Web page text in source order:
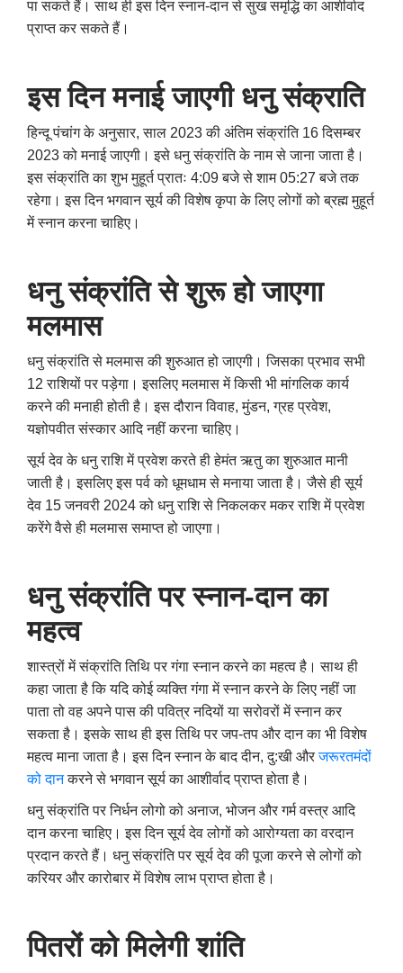
पा सकते हैं। साथ ही इस दिन स्नान-दान से सुख समृद्धि का आशीर्वाद
प्राप्त कर सकते हैं।
इस दिन मनाई जाएगी धनु संक्राति
हिन्दू पंचांग के अनुसार,साल 2023 की अंतिम संक्रांति 16 दिसम्बर
2023 को मनाई जाएगी। इसे धनु संक्रांति के नाम से जाना जाता है।
इस संक्रांति का शुभ मुहूर्त प्रातः 4:09 बजे से शाम 05:27 बजे तक
रहेगा। इस दिन भगवान सूर्य की विशेष कृपा के लिए लोगों को ब्रह्म मुहूर्त
में स्नान करना चाहिए।
धनु संक्रांति से शुरू हो जाएगा
मलमास
धनु संक्रांति से मलमास की शुरुआत हो जाएगी। जिसका प्रभाव सभी
12 राशियों पर पड़ेगा। इसलिए मलमास में किसी भी मांगलिक कार्य
करने की मनाही होती है। इस दौरान विवाह,मुंडन,ग्रह प्रवेश,
यज्ञोपवीत संस्कार आदि नहीं करना चाहिए।
सूर्य देव के धनु राशि में प्रवेश करते ही हेमंत ऋतु का शुरुआत मानी
जाती है। इसलिए इस पर्व को धूमधाम से मनाया जाता है। जैसे ही सूर्य
देव 15 जनवरी 2024 को धनु राशि से निकलकर मकर राशि में प्रवेश
करेंगे वैसे ही मलमास समाप्त हो जाएगा।
धनु संक्रांति पर स्नान-दान का
महत्व
शास्त्रों में संक्रांति तिथि पर गंगा स्नान करने का महत्व है। साथ ही
कहा जाता है कि यदि कोई व्यक्ति गंगा में स्नान करने के लिए नहीं जा
पाता तो वह अपने पास की पवित्र नदियों या सरोवरों में स्नान कर
सकता है। इसके साथ ही इस तिथि पर जप-तप और दान का भी विशेष
महत्व माना जाता है। इस दिन स्नान के बाद दीन,दु:खी औरजरूरतमंदों
को दानकरने से भगवान सूर्य का आशीर्वाद प्राप्त होता है।
धनु संक्रांति पर निर्धन लोगो को अनाज, भोजन और गर्म वस्त्र आदि
दान करना चाहिए। इस दिन सूर्य देव लोगों को आरोग्यता का वरदान
प्रदान करते हैं। धनु संक्रांति पर सूर्य देव की पूजा करने से लोगों को
करियर और कारोबार में विशेष लाभ प्राप्त होता है।
पितरों को मिलेगी शांति